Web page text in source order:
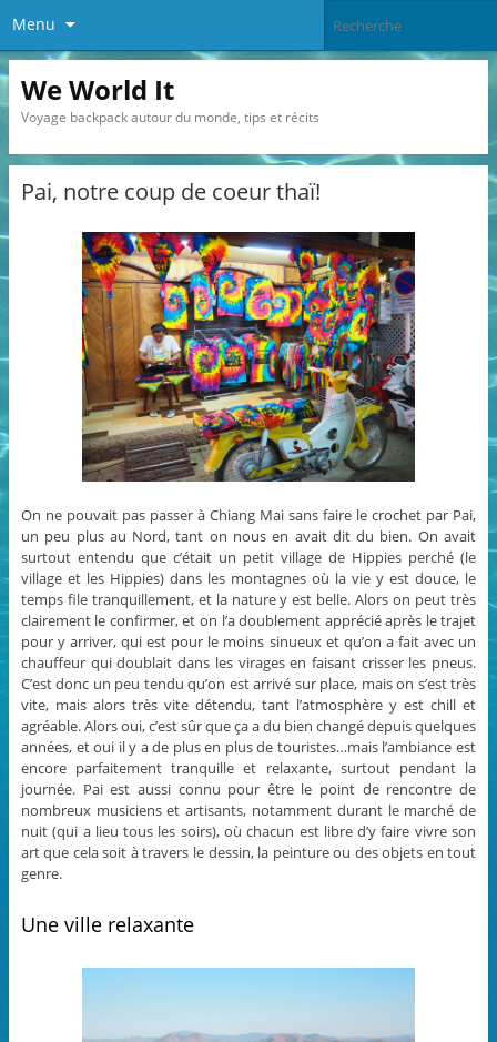
Menu
We World It
Voyage backpack autour du monde, tips et récits
Pai, notre coup de coeur thaï!
On ne pouvait pas passer à Chiang Mai sans faire le crochet par Pai,
un peu plus au Nord, tant on nous en avait dit du bien. On avait
surtout entendu que c’était un petit village de Hippies perché (le
village et les Hippies) dans les montagnes où la vie y est douce, le
temps file tranquillement, et la nature y est belle. Alors on peut très
clairement le confirmer, et on l’a doublement apprécié après le trajet
pour y arriver, qui est pour le moins sinueux et qu’on a fait avec un
chauffeur qui doublait dans les virages en faisant crisser les pneus.
C’est donc un peu tendu qu’on est arrivé sur place, mais on s’est très
vite, mais alors très vite détendu, tant l’atmosphère y est chill et
agréable. Alors oui, c’est sûr que ça a du bien changé depuis quelques
années, et oui il y a de plus en plus de touristes…mais l’ambiance est
encore parfaitement tranquille et relaxante, surtout pendant la
journée. Pai est aussi connu pour être le point de rencontre de
nombreux musiciens et artisants, notamment durant le marché de
nuit (qui a lieu tous les soirs), où chacun est libre d’y faire vivre son
art que cela soit à travers le dessin, la peinture ou des objets en tout
genre.
Une ville relaxante